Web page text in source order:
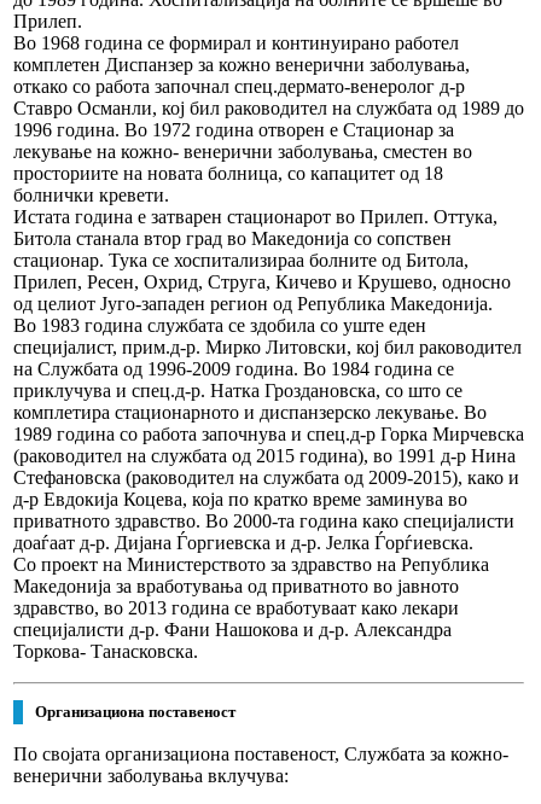
Прилеп.
Во 1968 година се формирал и континуирано работел
комплетен Диспанзер за кожно венерични заболувања,
откако со работа започнал спец.дермато-венеролог д-р
Ставро Османли, кој бил раководител на службата од 1989 до
1996 година. Во 1972 година отворен е Стационар за
лекување на кожно- венерични заболувања, сместен во
просториите на новата болница, со капацитет од 18
болнички кревети.
Истата година е затварен стационарот во Прилеп. Оттука,
Битола станала втор град во Македонија со сопствен
стационар. Тука се хоспитализираа болните од Битола,
Прилеп, Ресен, Охрид, Струга, Кичево и Крушево, односно
од целиот Југо-западен регион од Република Македонија.
Во 1983 година службата се здобила со уште еден
специјалист, прим.д-р. Мирко Литовски, кој бил раководител
на Службата од 1996-2009 година. Во 1984 година се
приклучува и спец.д-р. Натка Гроздановска, со што се
комплетира стационарното и диспанзерско лекување. Во
1989 година со работа започнува и спец.д-р Горка Мирчевска
(раководител на службата од 2015 година), во 1991 д-р Нина
Стефановска (раководител на службата од 2009-2015), како и
д-р Евдокија Коцева, која по кратко време заминува во
приватното здравство. Во 2000-та година како специјалисти
доаѓаат д-р. Дијана Ѓоргиевска и д-р. Јелка Ѓорѓиевска.
Со проект на Министерството за здравство на Република
Македонија за вработувања од приватното во јавното
здравство, во 2013 година се вработуваат како лекари
специјалисти д-р. Фани Нашокова и д-р. Александра
Торкова- Танасковска.
Организациона поставеност
По својата организациона поставеност, Службата за кожно-
венерични заболувања вклучува: